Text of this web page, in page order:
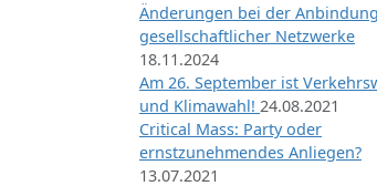
Änderungen bei der Anbindung
gesellschaftlicher Netzwerke
18.11.2024
Am 26. September ist
und Klimawahl! 24.08.2021
Critical Mass: Party oder
ernstzunehmendes Anliegen?
13.07.2021